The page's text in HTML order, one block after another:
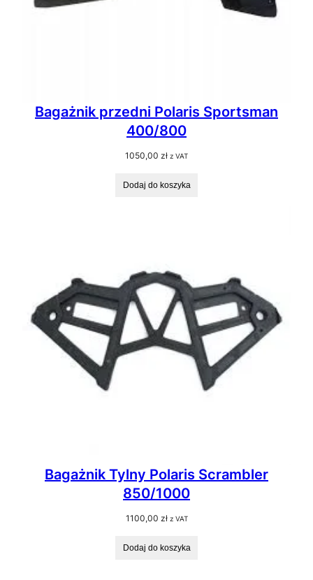
Bagażnik przedni Polaris Sportsman
400/800
1050,00 zł z VAT
Dodaj do koszyka
Bagażnik Tylny Polaris Scrambler
850/1000
1100,00 zł z VAT
Dodaj do koszyka